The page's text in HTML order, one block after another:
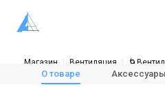
Магазин Вентиляция
💨Приточно-вытяжные установки
Lessar LV-PACU 1000 HW
О товаре Аксессуары